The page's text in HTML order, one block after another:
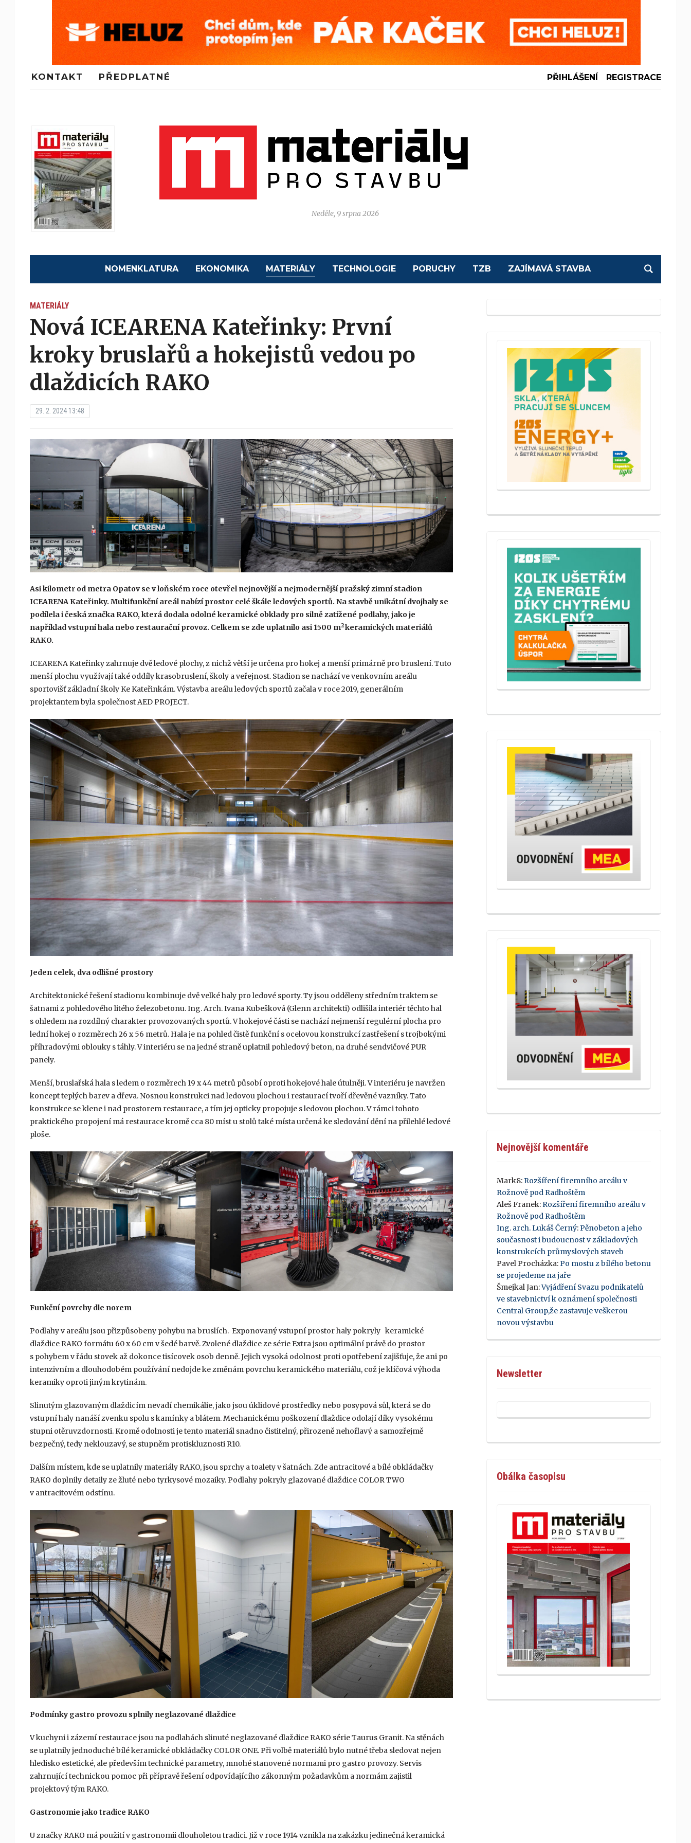
KONTAKT PŘEDPLATNÉ PŘIHLÁŠENÍ REGISTRACE
Neděle, 9 srpna 2026
NOMENKLATURA EKONOMIKA MATERIÁLY TECHNOLOGIE PORUCHY TZB ZAJÍMAVÁ STAVBA
MATERIÁLY
Nová ICEARENA Kateřinky: První
kroky bruslařů a hokejistů vedou po
dlaždicích RAKO
29. 2. 2024 13:48
Asi kilometr od metra Opatov se v loňském roce otevřel nejnovější a nejmodernější pražský zimní stadion
ICEARENA Kateřinky. Multifunkční areál nabízí prostor celé škále ledových sportů. Na stavbě unikátní dvojhaly se
podílela i česká značka RAKO, která dodala odolné keramické obklady pro silně zatížené podlahy, jako je
například vstupní hala nebo restaurační provoz. Celkem se zde uplatnilo asi 1500 m2keramických materiálů
RAKO.
ICEARENA Kateřinky zahrnuje dvě ledové plochy, z nichž větší je určena pro hokej a menší primárně pro bruslení. Tuto
menší plochu využívají také oddíly krasobruslení, školy a veřejnost. Stadion se nachází ve venkovním areálu
sportovišť základní školy Ke Kateřinkám. Výstavba areálu ledových sportů začala v roce 2019, generálním
projektantem byla společnost AED PROJECT.
Jeden celek, dva odlišné prostory
Architektonické řešení stadionu kombinuje dvě velké haly pro ledové sporty. Ty jsou odděleny středním traktem se
šatnami z pohledového litého železobetonu. Ing. Arch. Ivana Kubešková (Glenn architekti) odlišila interiér těchto hal
s ohledem na rozdílný charakter provozovaných sportů. V hokejové části se nachází nejmenší regulérní plocha pro
lední hokej o rozměrech 26 x 56 metrů. Hala je na pohled čistě funkční s ocelovou konstrukcí zastřešení s trojbokými
příhradovými oblouky s táhly. V interiéru se na jedné straně uplatnil pohledový beton, na druhé sendvičové PUR
panely.
Menší, bruslařská hala s ledem o rozměrech 19 x 44 metrů působí oproti hokejové hale útulněji. V interiéru je navržen
koncept teplých barev a dřeva. Nosnou konstrukci nad ledovou plochou i restaurací tvoří dřevěné vazníky. Tato
konstrukce se klene i nad prostorem restaurace, a tím jej opticky propojuje s ledovou plochou. V rámci tohoto
praktického propojení má restaurace kromě cca 80 míst u stolů také místa určená ke sledování dění na přilehlé ledové
ploše.
Funkční povrchy dle norem
Podlahy v areálu jsou přizpůsobeny pohybu na bruslích. Exponovaný vstupní prostor haly pokryly keramické
dlaždice RAKO formátu 60 x 60 cm v šedé barvě. Zvolené dlaždice ze série Extra jsou optimální právě do prostor
s pohybem v řádu stovek až dokonce tisícovek osob denně. Jejich vysoká odolnost proti opotřebení zajišťuje, že ani po
intenzivním a dlouhodobém používání nedojde ke změnám povrchu keramického materiálu, což je klíčová výhoda
keramiky oproti jiným krytinám.
Slinutým glazovaným dlaždicím nevadí chemikálie, jako jsou úklidové prostředky nebo posypová sůl, která se do
vstupní haly nanáší zvenku spolu s kamínky a blátem. Mechanickému poškození dlaždice odolají díky vysokému
stupni otěruvzdornosti. Kromě odolnosti je tento materiál snadno čistitelný, přirozeně nehořlavý a samozřejmě
bezpečný, tedy neklouzavý, se stupněm protiskluznosti R10.
Dalším místem, kde se uplatnily materiály RAKO, jsou sprchy a toalety v šatnách. Zde antracitové a bílé obkládačky
RAKO doplnily detaily ze žluté nebo tyrkysové mozaiky. Podlahy pokryly glazované dlaždice COLOR TWO
v antracitovém odstínu.
Podmínky gastro provozu splnily neglazované dlaždice
V kuchyni i zázemí restaurace jsou na podlahách slinuté neglazované dlaždice RAKO série Taurus Granit. Na stěnách
se uplatnily jednoduché bílé keramické obkládačky COLOR ONE. Při volbě materiálů bylo nutné třeba sledovat nejen
hledisko estetické, ale především technické parametry, mnohé stanovené normami pro gastro provozy. Servis
zahrnující technickou pomoc při přípravě řešení odpovídajícího zákonným požadavkům a normám zajistil
projektový tým RAKO.
Gastronomie jako tradice RAKO
U značky RAKO má použití v gastronomii dlouholetou tradici. Již v roce 1914 vznikla na zakázku jedinečná keramická
Nejnovější komentáře
Mark8:Rozšíření firemního areálu v
Rožnově pod Radhoštěm
Aleš Franek:Rozšíření firemního areálu v
Rožnově pod Radhoštěm
Ing. arch. Lukáš Černý:Pěnobeton a jeho
současnost i budoucnost v základových
konstrukcích průmyslových staveb
Pavel Procházka:Po mostu z bílého betonu
se projedeme na jaře
Šmejkal Jan:Vyjádření Svazu podnikatelů
ve stavebnictví k oznámení společnosti
Central Group,že zastavuje veškerou
novou výstavbu
Newsletter
Obálka časopisu